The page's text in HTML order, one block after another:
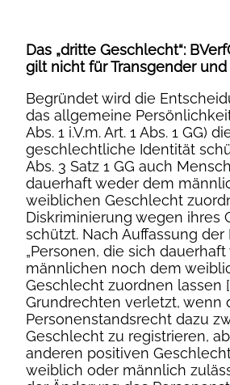
Das „dritte Geschlecht“:
gilt nicht für Transgender und
Begründet wird die
das allgemeine
Abs. 1 i.V.m. Art. 1 Abs. 1 GG)
geschlechtliche Identität
Abs. 3 Satz 1 GG auch
dauerhaft weder dem
weiblichen Geschlecht
Diskriminierung wegen ihres
schützt. Nach Auffassung
„Personen, die sich
männlichen noch dem
Geschlecht zuordnen lassen
Grundrechten verletzt, wenn
Personenstandsrecht dazu
Geschlecht zu registrieren,
anderen positiven
weiblich oder männlich